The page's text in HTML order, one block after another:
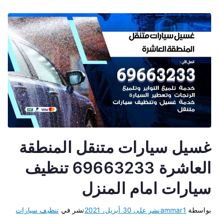
غسيل سيارات متنقل المنطقة
العاشرة 69663233 تنظيف
سيارات امام المنزل
بواسطة ammar1نشر على 30 أبريل، 2021 نشر في تنظيف سيارات